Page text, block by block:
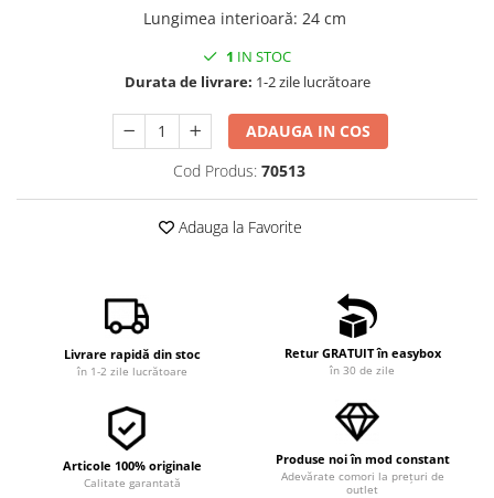
Lungimea interioară: 24 cm
1 IN STOC
Durata de livrare: 1-2 zile lucrătoare
ADAUGA IN COS
Cod Produs: 70513
Adauga la Favorite
Livrare rapidă din stoc
în 1-2 zile lucrătoare
Retur GRATUIT în easybox
în 30 de zile
Articole 100% originale
Calitate garantată
Produse noi în mod constant
Adevărate comori la prețuri de
outlet